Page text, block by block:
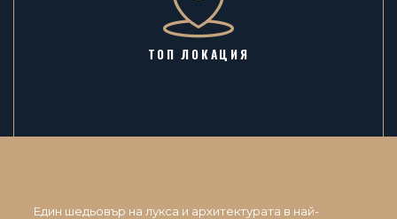
ТОП ЛОКАЦИЯ
Един шедьовър на лукса и архитектурата в най-